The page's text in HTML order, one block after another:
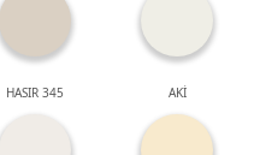
HASIR 345 AKİ